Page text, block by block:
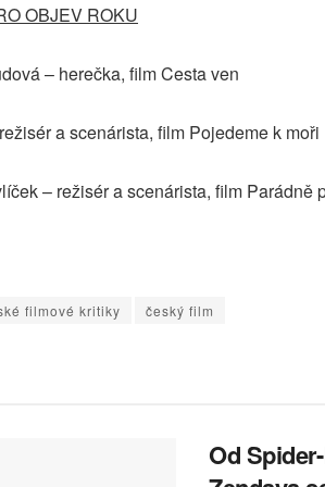
OBJEV ROKU
– herečka, film Cesta ven
a scenárista, film Pojedeme k moři
– režisér a scenárista, film Parádně
filmové kritiky český film
Od